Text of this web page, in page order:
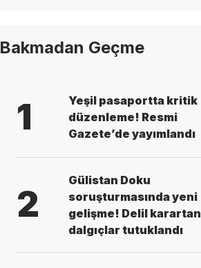
Bakmadan Geçme
1
Yeşil pasaportta kritik
düzenleme! Resmi
Gazete’de yayımlandı
2
Gülistan Doku
soruşturmasında yeni
gelişme! Delil karartan
dalgıçlar tutuklandı